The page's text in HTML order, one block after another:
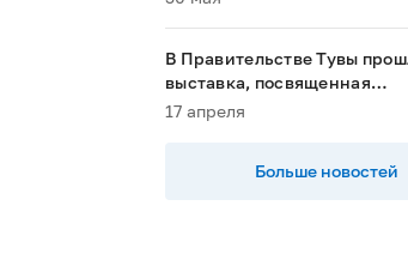
В Правительстве Тувы
выставка, посвященная
национальным проектам
17 апреля
Больше новостей